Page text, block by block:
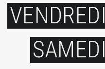
VENDREDI
SAMEDI